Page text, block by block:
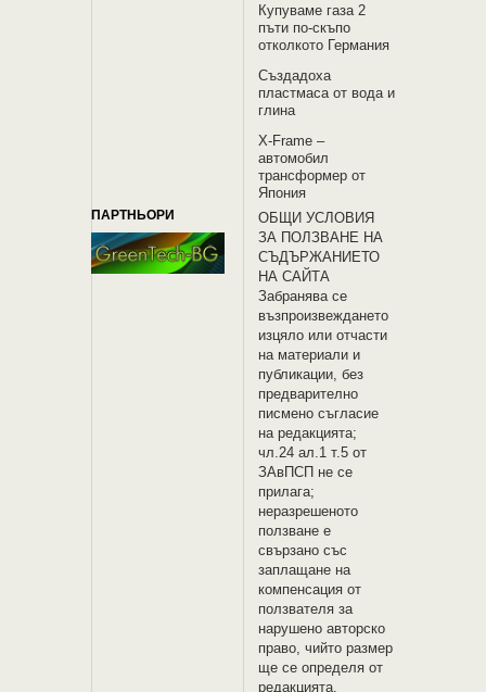
Купуваме газа 2
пъти по-скъпо
отколкото Германия
Създадоха
пластмаса от вода и
глина
X-Frame –
автомобил
трансформер от
Япония
ПАРТНЬОРИ
OБЩИ УСЛОВИЯ
ЗА ПОЛЗВАНЕ НА
СЪДЪРЖАНИЕТО
НА САЙТА
Забранява се
възпроизвеждането
изцяло или отчасти
на материали и
публикации, без
предварително
писмено съгласие
на редакцията;
чл.24 ал.1 т.5 от
ЗАвПСП не се
прилага;
неразрешеното
ползване е
свързано със
заплащане на
компенсация от
ползвателя за
нарушено авторско
право, чийто размер
ще се определя от
редакцията.